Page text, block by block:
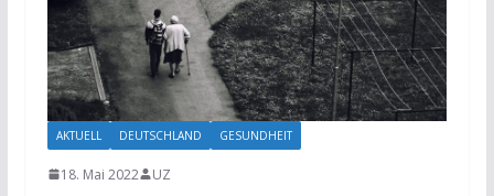
AKTUELL DEUTSCHLAND GESUNDHEIT
18. Mai 2022 UZ